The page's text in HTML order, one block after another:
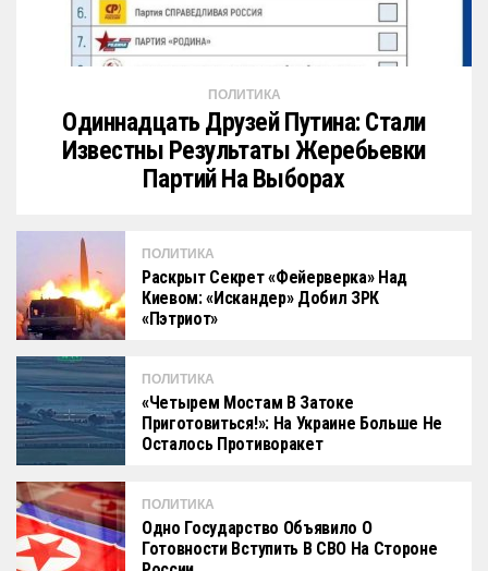
ПОЛИТИКА
Одиннадцать Друзей Путина: Стали
Известны Результаты Жеребьевки
Партий На Выборах
ПОЛИТИКА
Раскрыт Секрет «фейерверка» Над
Киевом: «Искандер» Добил ЗРК
«Пэтриот»
ПОЛИТИКА
«Четырем Мостам В Затоке
Приготовиться!»: На Украине Больше Не
Осталось Противоракет
ПОЛИТИКА
Одно Государство Объявило О
Готовности Вступить В СВО На Стороне